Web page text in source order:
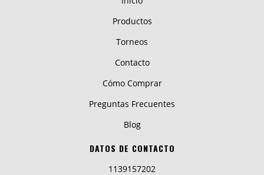
Productos
Torneos
Contacto
Cómo Comprar
Preguntas Frecuentes
Blog
DATOS DE CONTACTO
1139157202